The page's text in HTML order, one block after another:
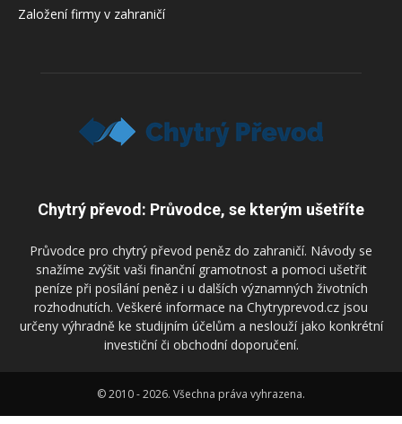
Založení firmy v zahraničí
Chytrý převod: Průvodce, se kterým ušetříte
Průvodce pro chytrý převod peněz do zahraničí. Návody se
snažíme zvýšit vaši finanční gramotnost a pomoci ušetřit
peníze při posílání peněz i u dalších významných životních
rozhodnutích. Veškeré informace na Chytryprevod.cz jsou
určeny výhradně ke studijním účelům a neslouží jako konkrétní
investiční či obchodní doporučení.
© 2010 - 2026. Všechna práva vyhrazena.